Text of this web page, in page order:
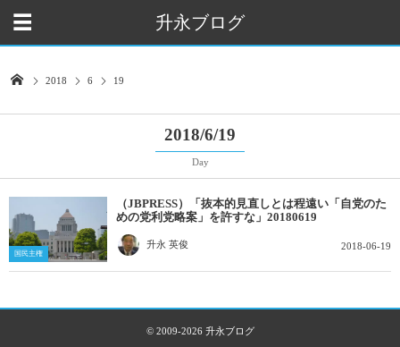
升永ブログ
2018 6 19
2018/6/19
Day
国民主権
（JBPRESS）「抜本的見直しとは程遠い「自党のた
めの党利党略案」を許すな」20180619
升永 英俊 2018-06-19
© 2009-2026 升永ブログ